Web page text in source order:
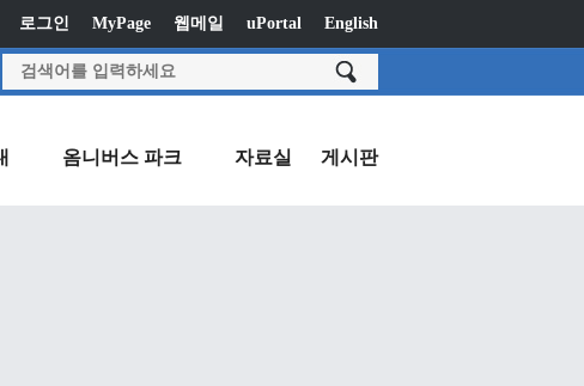
로그인 MyPage 웹메일 uPortal English
옴니버스 파크 자료실 게시판